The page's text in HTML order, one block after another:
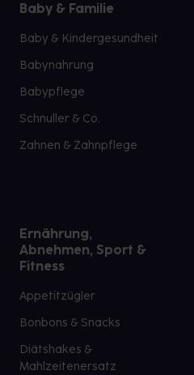
Baby & Familie
Baby & Kindergesundheit
Babynahrung
Babypflege
Schnuller & Co.
Zahnen & Zahnpflege
Ernährung,
Abnehmen, Sport &
Fitness
Appetitzügler
Bonbons & Snacks
Diätshakes &
Mahlzeitenersatz